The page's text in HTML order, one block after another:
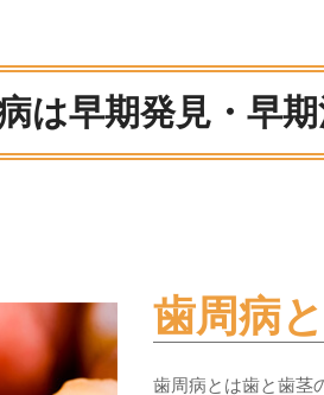
は早期発見・早期
歯周病
歯周病とは歯と歯茎